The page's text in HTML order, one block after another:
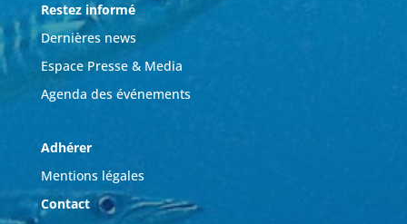
Restez informé
Dernières news
Espace Presse & Media
Agenda des événements
Adhérer
Mentions légales
Contact